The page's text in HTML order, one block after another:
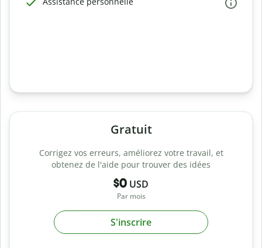
Gratuit
Corrigez vos erreurs, améliorez votre travail, et
obtenez de l'aide pour trouver des idées
$0 USD
Par mois
S'inscrire